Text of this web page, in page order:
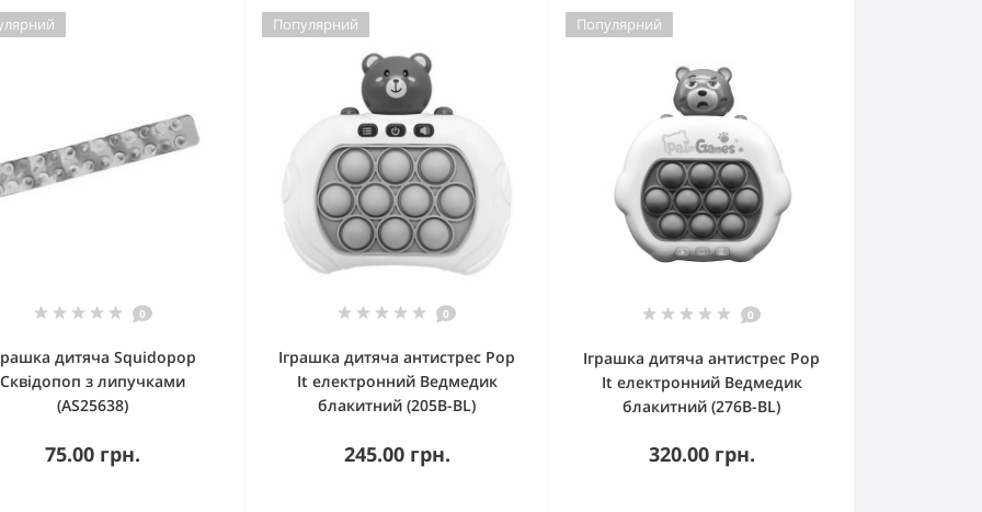
0
дитяча Squidopop
Сквідопоп з липучками
(AS25638)
75.00 грн.
Популярний
0
Іграшка дитяча антистрес Pop
It електронний Ведмедик
блакитний (205B-BL)
245.00 грн.
Популярний
0
Іграшка дитяча антистрес Pop
It електронний Ведмедик
блакитний (276B-BL)
320.00 грн.